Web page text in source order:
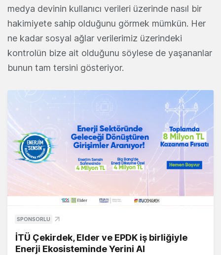
medya devinin kullanıcı verileri üzerinde nasıl bir
hakimiyete sahip olduğunu görmek mümkün. Her
ne kadar sosyal ağlar verilerimiz üzerindeki
kontrolün bize ait olduğunu söylese de yaşananlar
bunun tam tersini gösteriyor.
SPONSORLU
İTÜ Çekirdek, Elder ve EPDK iş birliğiyle
Enerji Ekosisteminde Yerini Al